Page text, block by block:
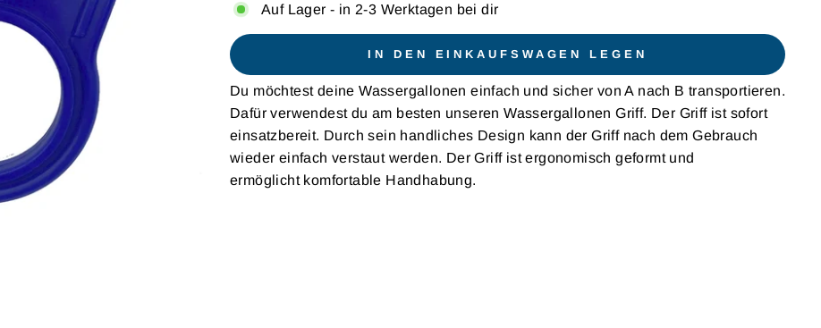
Auf Lager - in 2-3 Werktagen bei dir
IN DEN EINKAUFSWAGEN LEGEN
Du möchtest deine Wassergallonen einfach und sicher von A nach B transportieren.
Dafür verwendest du am besten unseren Wassergallonen Griff. Der Griff ist sofort
einsatzbereit. Durch sein handliches Design kann der Griff nach dem Gebrauch
wieder einfach verstaut werden. Der Griff ist ergonomisch geformt und
ermöglicht komfortable Handhabung.